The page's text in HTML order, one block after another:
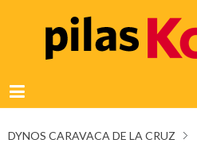
DYNOS CARAVACA DE LA CRUZ